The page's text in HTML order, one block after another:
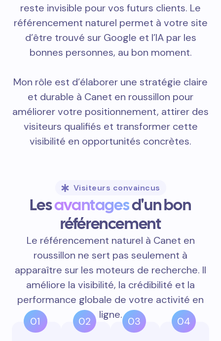
reste invisible pour vos futurs clients. Le
référencement naturel permet à votre site
d’être trouvé sur Google et l’IA par les
bonnes personnes, au bon moment.
Mon rôle est d’élaborer une stratégie claire
et durable à Canet en roussillon pour
améliorer votre positionnement, attirer des
visiteurs qualifiés et transformer cette
visibilité en opportunités concrètes.
Visiteurs convaincus
Lesavantagesd'un bon
référencement
Le référencement naturel à Canet en
roussillon ne sert pas seulement à
apparaître sur les moteurs de recherche. Il
améliore la visibilité, la crédibilité et la
performance globale de votre activité en
ligne.
01 02 03 04